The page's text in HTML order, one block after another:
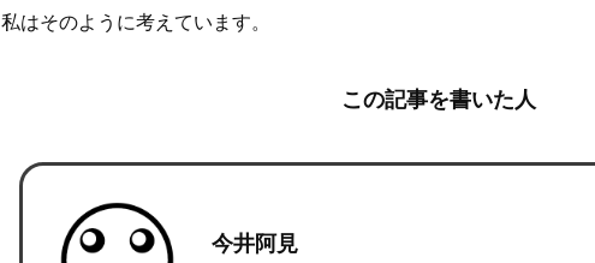
私はそのように考えています。
この記事を書いた人
今井阿見